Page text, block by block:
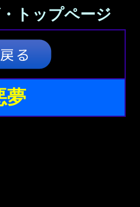
トップページ
夢